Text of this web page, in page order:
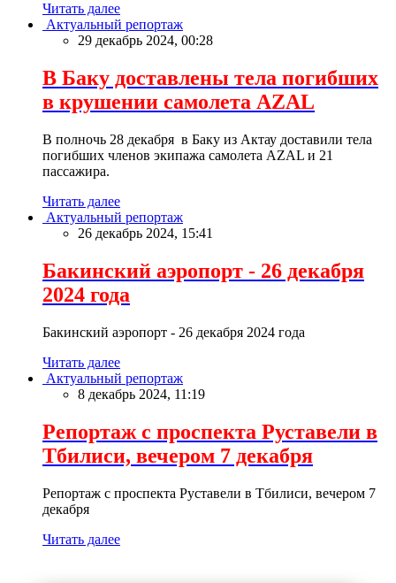
Читать далее
Актуальный репортаж
29 декабрь 2024, 00:28
В Баку доставлены тела погибших
в крушении самолета AZAL
В полночь 28 декабря в Баку из Актау доставили тела
погибших членов экипажа самолета AZAL и 21
пассажира.
Читать далее
Актуальный репортаж
26 декабрь 2024, 15:41
Бакинский аэропорт - 26 декабря
2024 года
Бакинский аэропорт - 26 декабря 2024 года
Читать далее
Актуальный репортаж
8 декабрь 2024, 11:19
Репортаж с проспекта Руставели в
Тбилиси, вечером 7 декабря
Репортаж с проспекта Руставели в Тбилиси, вечером 7
декабря
Читать далее